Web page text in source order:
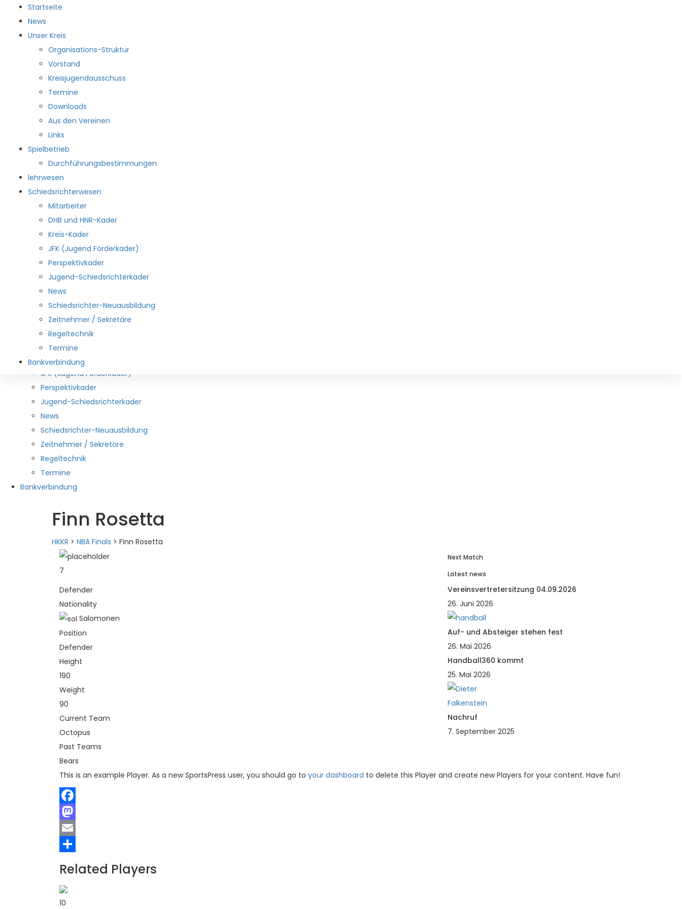
Startseite
News
Unser Kreis
Organisations-Struktur
Vorstand
Kreisjugendausschuss
Termine
Downloads
Aus den Vereinen
Links
Spielbetrieb
Durchführungsbestimmungen
lehrwesen
Schiedsrichterwesen
Mitarbeiter
DHB und HNR-Kader
Kreis-Kader
JFK (Jugend Förderkader)
Perspektivkader
Jugend-Schiedsrichterkader
News
Schiedsrichter-Neuausbildung
Zeitnehmer / Sekretäre
Regeltechnik
Termine
Bankverbindung
HKKR
Startseite
News
Unser Kreis
Organisations-Struktur
Vorstand
Kreisjugendausschuss
Termine
Downloads
Aus den Vereinen
Links
Spielbetrieb
Durchführungsbestimmungen
lehrwesen
Schiedsrichterwesen
Mitarbeiter
DHB und HNR-Kader
Kreis-Kader
JFK (Jugend Förderkader)
Perspektivkader
Jugend-Schiedsrichterkader
News
Schiedsrichter-Neuausbildung
Zeitnehmer / Sekretäre
Regeltechnik
Termine
Bankverbindung
Finn Rosetta
HKKR > NBA Finals > Finn Rosetta
7
Defender
Nationality
Salomonen
Position
Defender
Height
190
Weight
90
Current Team
Octopus
Past Teams
Bears
This is an example Player. As a new SportsPress user, you should go to your dashboard to delete this Player and create new Players for your content. Have fun!
Facebook
Mastodon
Email
Related Players
10
Next Match
Latest news
Vereinsvertretersitzung 04.09.2026
26. Juni 2026
Auf- und Absteiger stehen fest
26. Mai 2026
Handball360 kommt
25. Mai 2026
Nachruf
7. September 2025